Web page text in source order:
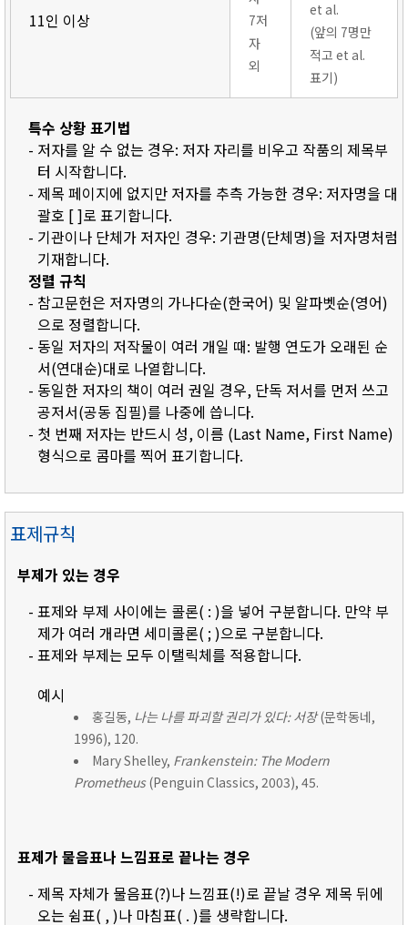
11인 이상
7저
자
외
et al.
(앞의 7명만
적고 et al.
표기)
특수 상황 표기법
- 저자를 알 수 없는 경우: 저자 자리를 비우고 작품의 제목부
터 시작합니다.
- 제목 페이지에 없지만 저자를 추측 가능한 경우: 저자명을 대
괄호 [ ]로 표기합니다.
- 기관이나 단체가 저자인 경우: 기관명(단체명)을 저자명처럼
기재합니다.
정렬 규칙
- 참고문헌은 저자명의 가나다순(한국어) 및 알파벳순(영어)
으로 정렬합니다.
- 동일 저자의 저작물이 여러 개일 때: 발행 연도가 오래된 순
서(연대순)대로 나열합니다.
- 동일한 저자의 책이 여러 권일 경우, 단독 저서를 먼저 쓰고
공저서(공동 집필)를 나중에 씁니다.
- 첫 번째 저자는 반드시 성, 이름 (Last Name, First Name)
형식으로 콤마를 찍어 표기합니다.
표제규칙
부제가 있는 경우
- 표제와 부제 사이에는 콜론( : )을 넣어 구분합니다. 만약 부
제가 여러 개라면 세미콜론( ; )으로 구분합니다.
- 표제와 부제는 모두 이탤릭체를 적용합니다.
예시
홍길동, 나는 나를 파괴할 권리가 있다: 서장(문학동네,
1996), 120.
Mary Shelley, Frankenstein: The Modern
Prometheus(Penguin Classics, 2003), 45.
표제가 물음표나 느낌표로 끝나는 경우
- 제목 자체가 물음표(?)나 느낌표(!)로 끝날 경우 제목 뒤에
오는 쉼표( , )나 마침표( . )를 생략합니다.